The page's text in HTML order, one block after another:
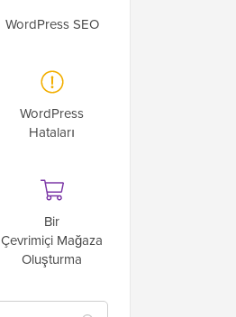
WordPress SEO
WordPress
Hataları
Bir
Çevrimiçi Mağaza
Oluşturma